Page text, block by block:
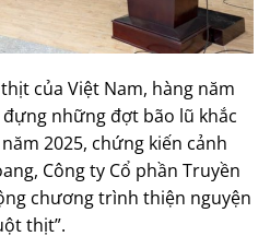
của Việt Nam, hàng năm
những đợt bão lũ khắc
2025, chứng kiến cảnh
Công ty Cổ phần Truyền
chương trình thiện nguyện
thịt”.